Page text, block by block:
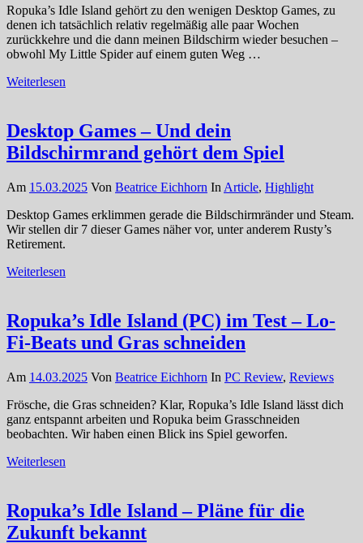
Ropuka’s Idle Island gehört zu den wenigen Desktop Games, zu
denen ich tatsächlich relativ regelmäßig alle paar Wochen
zurückkehre und die dann meinen Bildschirm wieder besuchen –
obwohl My Little Spider auf einem guten Weg …
Weiterlesen
Desktop Games – Und dein
Bildschirmrand gehört dem Spiel
Am 15.03.2025 Von Beatrice Eichhorn In Article, Highlight
Desktop Games erklimmen gerade die Bildschirmränder und Steam.
Wir stellen dir 7 dieser Games näher vor, unter anderem Rusty’s
Retirement.
Weiterlesen
Ropuka’s Idle Island (PC) im Test – Lo-
Fi-Beats und Gras schneiden
Am 14.03.2025 Von Beatrice Eichhorn In PC Review, Reviews
Frösche, die Gras schneiden? Klar, Ropuka’s Idle Island lässt dich
ganz entspannt arbeiten und Ropuka beim Grasschneiden
beobachten. Wir haben einen Blick ins Spiel geworfen.
Weiterlesen
Ropuka’s Idle Island – Pläne für die
Zukunft bekannt